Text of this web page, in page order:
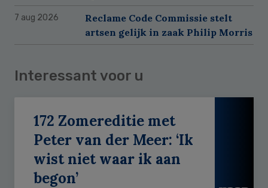
7 aug 2026
Reclame Code Commissie stelt
artsen gelijk in zaak Philip Morris
Interessant voor u
172 Zomereditie met
Peter van der Meer: ‘Ik
wist niet waar ik aan
begon’